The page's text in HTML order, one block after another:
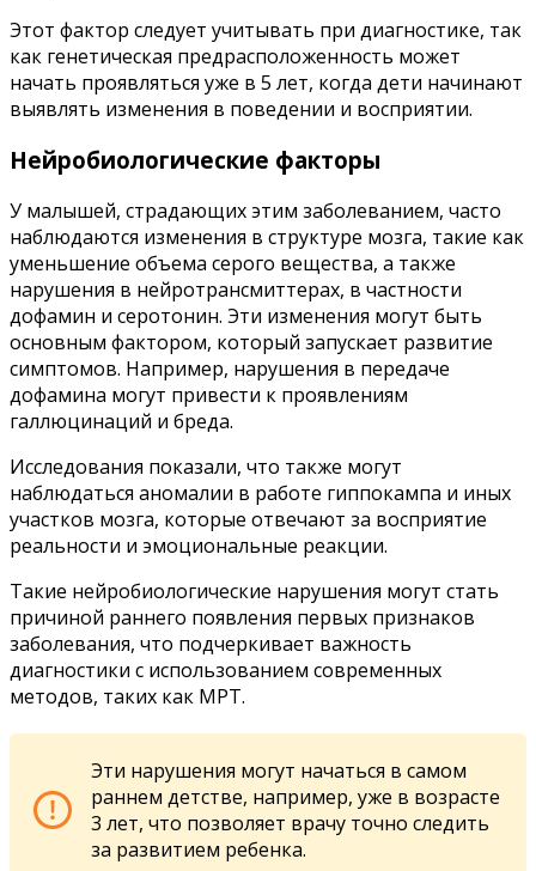
Этот фактор следует учитывать при диагностике, так
как генетическая предрасположенность может
начать проявляться уже в 5 лет, когда дети начинают
выявлять изменения в поведении и восприятии.
Нейробиологические факторы
У малышей, страдающих этим заболеванием, часто
наблюдаются изменения в структуре мозга, такие как
уменьшение объема серого вещества, а также
нарушения в нейротрансмиттерах, в частности
дофамин и серотонин. Эти изменения могут быть
основным фактором, который запускает развитие
симптомов. Например, нарушения в передаче
дофамина могут привести к проявлениям
галлюцинаций и бреда.
Исследования показали, что также могут
наблюдаться аномалии в работе гиппокампа и иных
участков мозга, которые отвечают за восприятие
реальности и эмоциональные реакции.
Такие нейробиологические нарушения могут стать
причиной раннего появления первых признаков
заболевания, что подчеркивает важность
диагностики с использованием современных
методов, таких как МРТ.
Эти нарушения могут начаться в самом
раннем детстве, например, уже в возрасте
3 лет, что позволяет врачу точно следить
за развитием ребенка.